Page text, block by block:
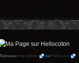
Retrouvezmaryophoto surHellocoton